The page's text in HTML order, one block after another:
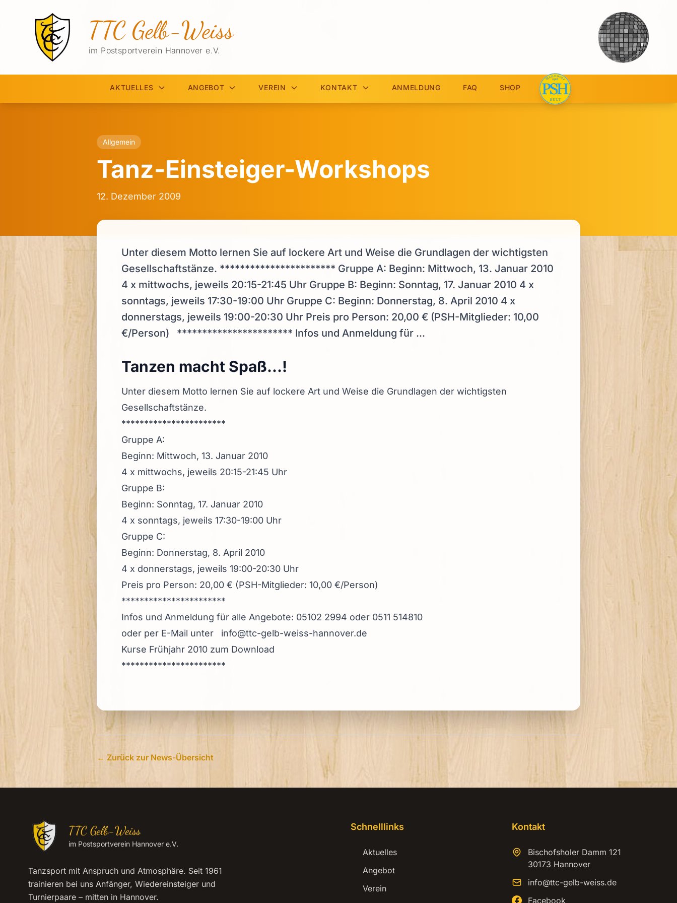
TTC Gelb-Weiss
im Postsportverein Hannover e.V.
AKTUELLES ANGEBOT VEREIN KONTAKT ANMELDUNG FAQ SHOP
Allgemein
Tanz-Einsteiger-Workshops
12. Dezember 2009
Unter diesem Motto lernen Sie auf lockere Art und Weise die Grundlagen der wichtigsten
Gesellschaftstänze. *********************** Gruppe A: Beginn: Mittwoch, 13. Januar 2010
4 x mittwochs, jeweils 20:15-21:45 Uhr Gruppe B: Beginn: Sonntag, 17. Januar 2010 4 x
sonntags, jeweils 17:30-19:00 Uhr Gruppe C: Beginn: Donnerstag, 8. April 2010 4 x
donnerstags, jeweils 19:00-20:30 Uhr Preis pro Person: 20,00 € (PSH-Mitglieder: 10,00
€/Person) *********************** Infos und Anmeldung für ...
Tanzen macht Spaß…!
Unter diesem Motto lernen Sie auf lockere Art und Weise die Grundlagen der wichtigsten
Gesellschaftstänze.
***********************
Gruppe A:
Beginn: Mittwoch, 13. Januar 2010
4 x mittwochs, jeweils 20:15-21:45 Uhr
Gruppe B:
Beginn: Sonntag, 17. Januar 2010
4 x sonntags, jeweils 17:30-19:00 Uhr
Gruppe C:
Beginn: Donnerstag, 8. April 2010
4 x donnerstags, jeweils 19:00-20:30 Uhr
Preis pro Person: 20,00 € (PSH-Mitglieder: 10,00 €/Person)
***********************
Infos und Anmeldung für alle Angebote: 05102 2994 oder 0511 514810
oder per E-Mail unter
info@ttc-gelb-weiss-hannover.de
Kurse Frühjahr 2010 zum Download
***********************
← Zurück zur News-Übersicht
TTC Gelb-Weiss
im Postsportverein Hannover e.V.
Tanzsport mit Anspruch und Atmosphäre. Seit 1961
trainieren bei uns Anfänger, Wiedereinsteiger und
Turnierpaare – mitten in Hannover.
Schnelllinks
Aktuelles
Angebot
Verein
Kontakt
Bischofsholer Damm 121
30173 Hannover
info@ttc-gelb-weiss.de
Facebook